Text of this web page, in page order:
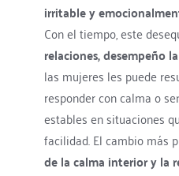
irritable y
relaciones, desempeño
las mujeres les puede
responder con calma o
estables en situaciones
facilidad. El cambio más
de la calma interior y la